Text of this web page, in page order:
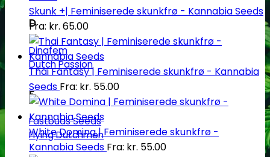
D
Dinafem
Dutch Passion
F
Fastbuds Seeds
Flying Dutchmen
Skunk +| Feminiserede skunkfrø - Kannabia Seeds
Fra: kr. 65.00
Thai Fantasy | Feminiserede skunkfrø - Kannabia
Seeds Fra: kr. 55.00
White Domina | Feminiserede skunkfrø -
Kannabia Seeds Fra: kr. 55.00